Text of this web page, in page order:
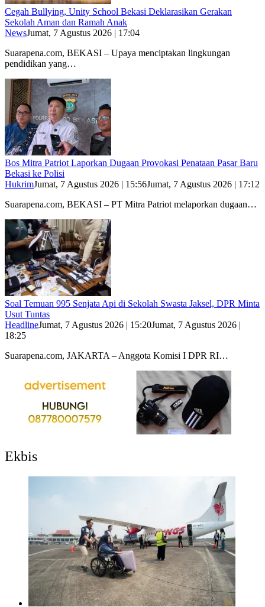
Cegah Bullying, Unity School Bekasi Deklarasikan Gerakan
Sekolah Aman dan Ramah Anak
NewsJumat, 7 Agustus 2026 | 17:04
Suarapena.com, BEKASI – Upaya menciptakan lingkungan
pendidikan yang…
Bos Mitra Patriot Laporkan Dugaan Provokasi Penataan Pasar Baru
Bekasi ke Polisi
HukrimJumat, 7 Agustus 2026 | 15:56Jumat, 7 Agustus 2026 | 17:12
Suarapena.com, BEKASI – PT Mitra Patriot melaporkan dugaan…
Soal Temuan 995 Senjata Api di Sekolah Swasta Jaksel, DPR Minta
Usut Tuntas
HeadlineJumat, 7 Agustus 2026 | 15:20Jumat, 7 Agustus 2026 |
18:25
Suarapena.com, JAKARTA – Anggota Komisi I DPR RI…
Ekbis